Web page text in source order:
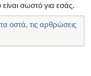
σωστό για εσάς.
τα οστά, τις αρθρώσεις